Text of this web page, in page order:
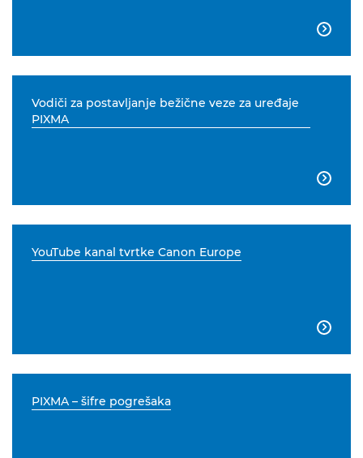

Vodiči za postavljanje bežične veze za uređaje
PIXMA

YouTube kanal tvrtke Canon Europe

PIXMA – šifre pogrešaka